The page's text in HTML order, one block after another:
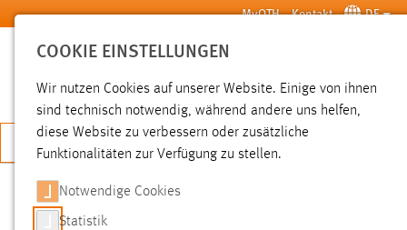
Zum Hauptinhalt springen MyOTH Kontakt DE
SUCHE
JETZT BEWERBEN
SUCHE
COOKIE EINSTELLUNGEN
Wir nutzen Cookies auf unserer Website. Einige von ihnen
sind technisch notwendig, während andere uns helfen,
diese Website zu verbessern oder zusätzliche
Funktionalitäten zur Verfügung zu stellen.
Notwendige Cookies
Statistik